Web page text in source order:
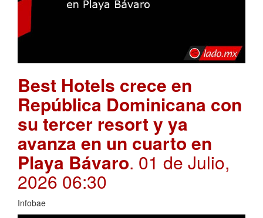
Best Hotels crece en
República Dominicana con
su tercer resort y ya
avanza en un cuarto en
Playa Bávaro. 01 de Julio,
2026 06:30
Infobae